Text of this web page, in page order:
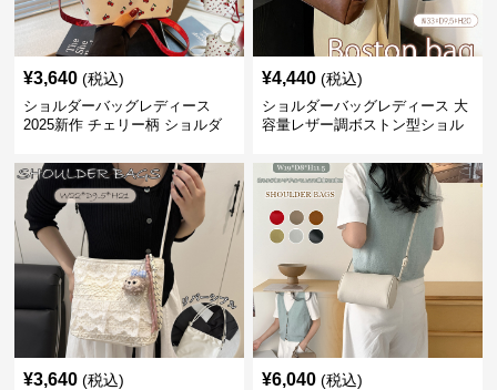
¥3,640 (税込)
ショルダーバッグレディース
2025新作 チェリー柄 ショルダ
3way
¥4,440 (税込)
ショルダーバッグレディース 大
容量レザー調ボストン型ショル
¥3,640 (税込) ¥6,040 (税込)